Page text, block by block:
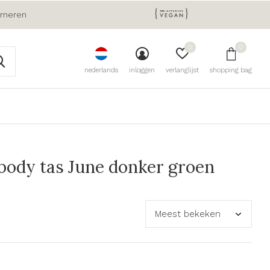
nederlands inloggen verlanglijst
0
shopping bag
0
tas June donker groen